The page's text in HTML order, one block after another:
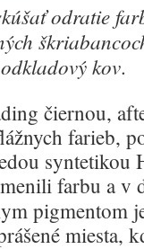
odratie
kov.
čiernou,
farieb,
farbu a v
pigmentom
miesta,